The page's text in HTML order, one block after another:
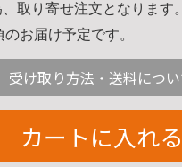
取り寄せ注文となります。
お届け予定です。
受け取り方法・送料につ
カートに入れる